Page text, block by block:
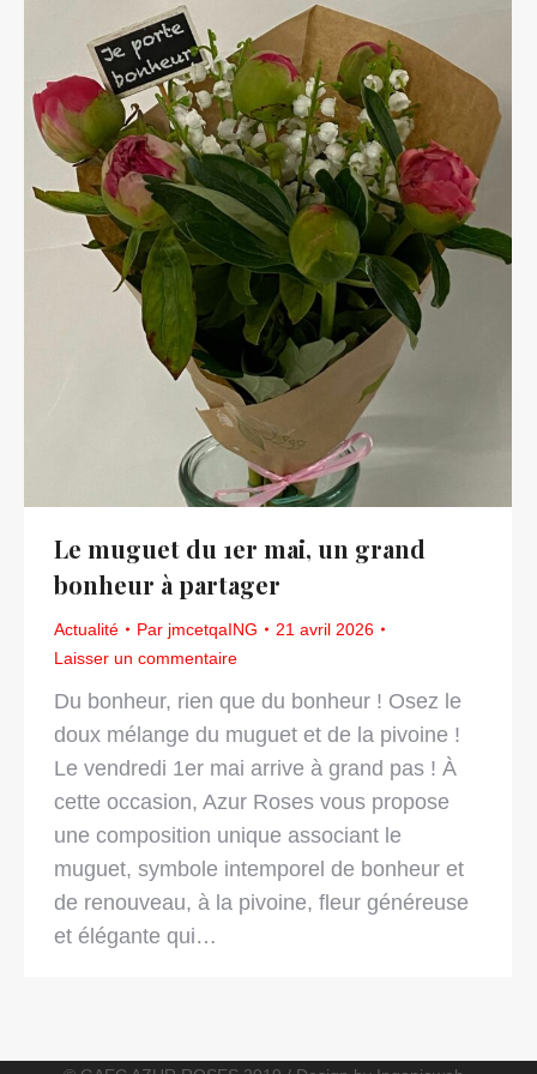
Le muguet du 1er mai, un grand
bonheur à partager
Actualité Par jmcetqaING
21 avril 2026
Laisser un commentaire
Du bonheur, rien que du bonheur ! Osez le
doux mélange du muguet et de la pivoine !
Le vendredi 1er mai arrive à grand pas ! À
cette occasion, Azur Roses vous propose
une composition unique associant le
muguet, symbole intemporel de bonheur et
de renouveau, à la pivoine, fleur généreuse
et élégante qui…